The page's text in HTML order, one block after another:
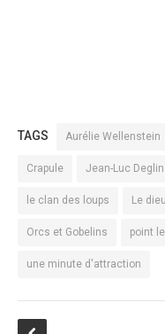
TAGS Aurélie Wellenstein
Crapule Jean-Luc Deglin
le clan des loups Le
Orcs et Gobelins point
une minute d'attraction